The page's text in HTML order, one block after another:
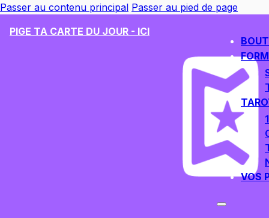
Passer au contenu principal Passer au pied de page
PIGE TA CARTE DU JOUR - ICI
VOS